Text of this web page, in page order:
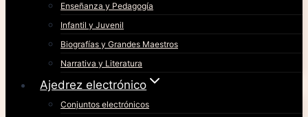
Enseñanza y Pedagogía
Infantil y Juvenil
Biografías y Grandes Maestros
Narrativa y Literatura
Ajedrez electrónico
Conjuntos electrónicos